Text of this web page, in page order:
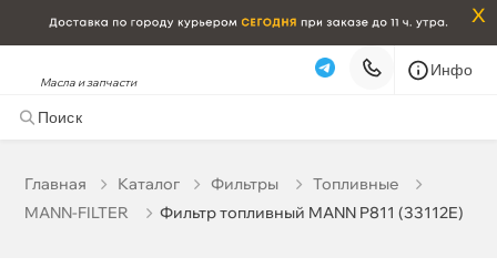
x
Масла и запчасти
Инфо
Главная Катало Фильтры
Топливные
MANN-FILTER
Фильтр топливный MANN P811 (33112E)